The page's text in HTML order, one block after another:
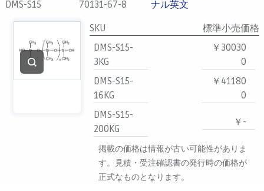
主要取扱ブランド
支払い
製品検索
DMS-S15
70131-67-8
ナル英文
SKU
標準小売価格
DMS-S15-
3KG
￥30030
0
DMS-S15-
16KG
￥41180
0
DMS-S15-
200KG
￥-
掲載の価格は情報が古い可能性がありま
す。見積・受注確認書の発行時の価格が
正式なものとなります。